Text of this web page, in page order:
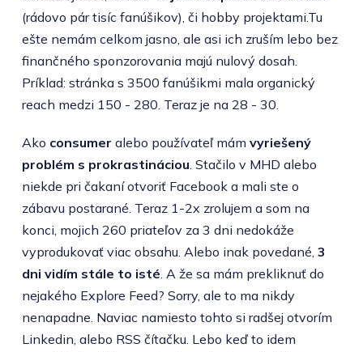
(rádovo pár tisíc fanúšikov), či hobby projektami.Tu
ešte nemám celkom jasno, ale asi ich zruším lebo bez
finančného sponzorovania majú nulový dosah.
Príklad: stránka s 3500 fanúšikmi mala organický
reach medzi 150 - 280. Teraz je na 28 - 30.
Ako consumer alebo používateľ mám vyriešený
problém s prokrastináciou. Stačilo v MHD alebo
niekde pri čakaní otvoriť Facebook a mali ste o
zábavu postarané. Teraz 1-2x zrolujem a som na
konci, mojich 260 priateľov za 3 dni nedokáže
vyprodukovať viac obsahu. Alebo inak povedané, 3
dni vidím stále to isté. A že sa mám prekliknuť do
nejakého Explore Feed? Sorry, ale to ma nikdy
nenapadne. Naviac namiesto tohto si radšej otvorím
Linkedin, alebo RSS čítačku. Lebo keď to idem